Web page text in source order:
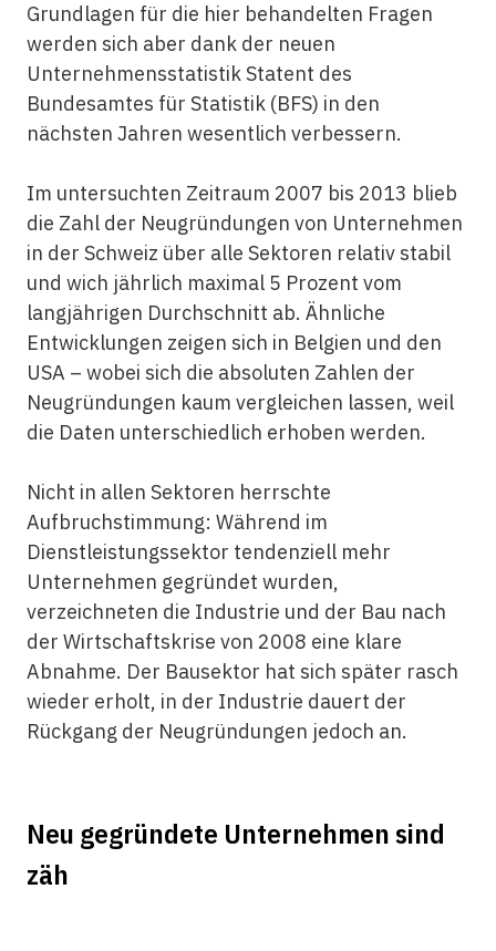
Grundlagen für die hier behandelten Fragen
werden sich aber dank der neuen
Unternehmensstatistik Statent des
Bundesamtes für Statistik (BFS) in den
nächsten Jahren wesentlich verbessern.
Im untersuchten Zeitraum 2007 bis 2013 blieb
die Zahl der Neugründungen von Unternehmen
in der Schweiz über alle Sektoren relativ stabil
und wich jährlich maximal 5 Prozent vom
langjährigen Durchschnitt ab. Ähnliche
Entwicklungen zeigen sich in Belgien und den
USA – wobei sich die absoluten Zahlen der
Neugründungen kaum vergleichen lassen, weil
die Daten unterschiedlich erhoben werden.
Nicht in allen Sektoren herrschte
Aufbruchstimmung: Während im
Dienstleistungssektor tendenziell mehr
Unternehmen gegründet wurden,
verzeichneten die Industrie und der Bau nach
der Wirtschaftskrise von 2008 eine klare
Abnahme. Der Bausektor hat sich später rasch
wieder erholt, in der Industrie dauert der
Rückgang der Neugründungen jedoch an.
Neu gegründete Unternehmen sind
zäh